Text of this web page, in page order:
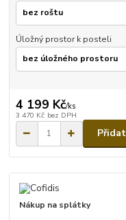
Úložný prostor k posteli
4 199 Kč/ks
3 470 Kč bez DPH
Nákup na splátky